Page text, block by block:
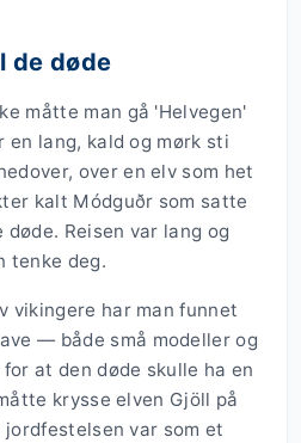
de døde
måtte man gå 'Helvegen'
lang, kald og mørk sti
over en elv som het
kalt Módguðr som satte
Reisen var lang og
tenke deg.
vikingere har man funnet
— både små modeller og
at den døde skulle ha en
krysse elven Gjöll på
var som et